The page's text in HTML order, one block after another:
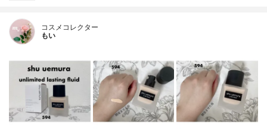
コスメコレクター
もい